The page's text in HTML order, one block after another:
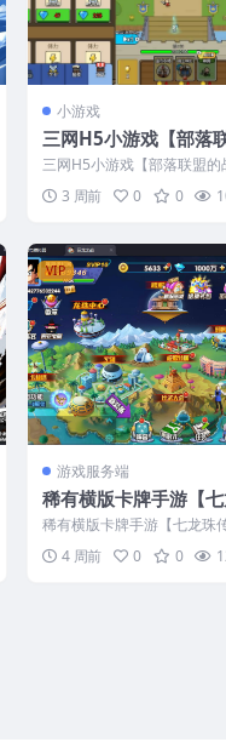
小游戏
三网H5小游戏【部落
争】最新整理Linux手
+安卓
三网H5小游戏【部落联盟的
理Linux手工服务端+安卓
3 周前 0 0
VIP
游戏服务端
稀有横版卡牌手游【
最新整理Win系服务
后台+视频教程
稀有横版卡牌手游【七龙珠
理Win系服务端+安卓+GM后
4 周前 0 0